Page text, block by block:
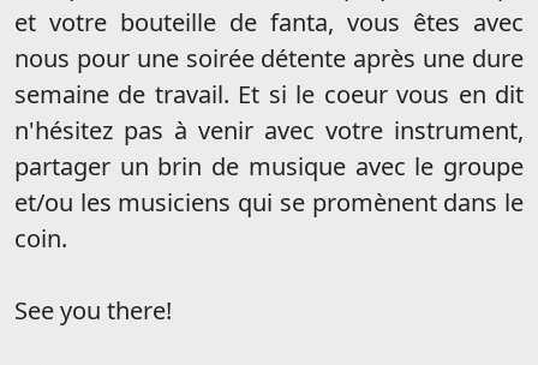
et votre bouteille de fanta, vous êtes avec
nous pour une soirée détente après une dure
semaine de travail. Et si le coeur vous en dit
n'hésitez pas à venir avec votre instrument,
partager un brin de musique avec le groupe
et/ou les musiciens qui se promènent dans le
coin.
See you there!